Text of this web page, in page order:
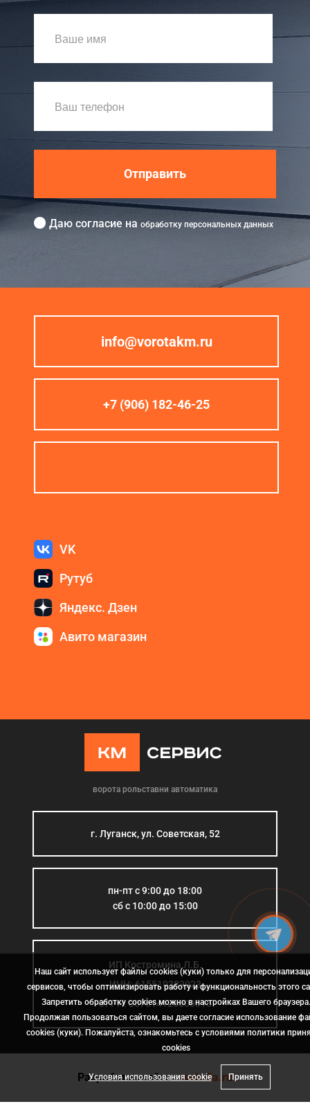
Отправить
Даю согласие на обработку персональных данных
info@vorotakm.ru
+7 (906) 182-46-25
VK
Рутуб
Яндекс. Дзен
Авито магазин
ворота рольставни автоматика
г. Луганск, ул. Советская, 52
пн-пт с 9:00 до 18:00
сб с 10:00 до 15:00
ИП Костромина Л.Б.
ИНН: 615510383923
ОГРН: 307614126000015
Разработка сайта- web-2a.ru
Наш сайт использует файлы cookies (куки) только для
сервисов, чтобы оптимизировать работу и функциональность этого
Запретить обработку cookies можно в настройках Вашего браузера.
Продолжая пользоваться сайтом, вы даете согласие использование
cookies (куки). Пожалуйста, ознакомьтесь с условиями политики
сookies
Условия использования cookie Принять